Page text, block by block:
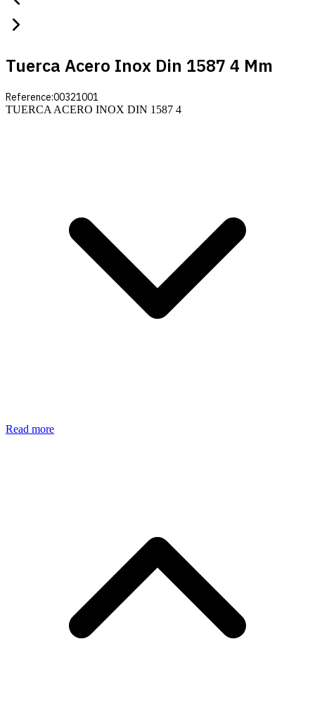
Tuerca Acero Inox Din 1587 4 Mm
Reference:00321001
TUERCA ACERO INOX DIN 1587 4
Read more